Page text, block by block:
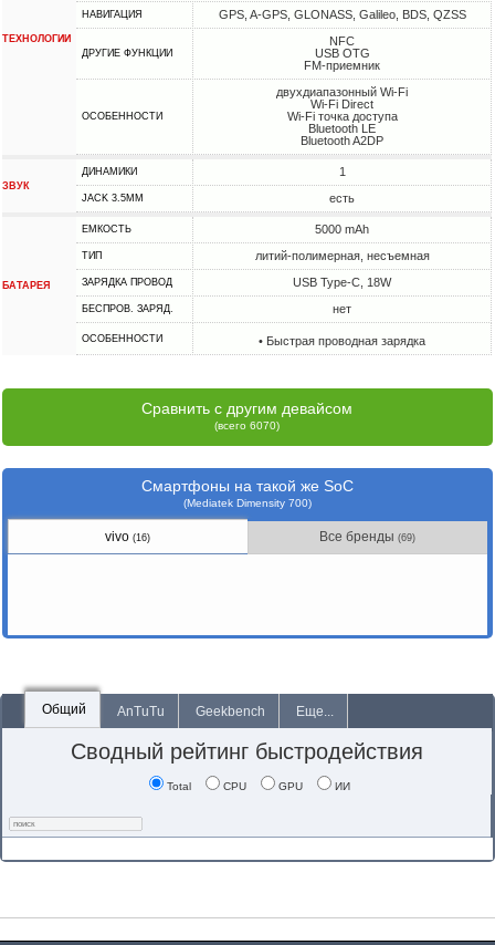
ТЕХНОЛОГИИ
НАВИГАЦИЯ GPS, A-GPS, GLONASS, Galileo, BDS, QZSS
ДРУГИЕ ФУНКЦИИ
NFC
USB OTG
FM-приемник
ОСОБЕННОСТИ
двухдиапазонный Wi-Fi
Wi-Fi Direct
Wi-Fi точка доступа
Bluetooth LE
Bluetooth A2DP
ЗВУК
ДИНАМИКИ 1
JACK 3.5MM есть
БАТАРЕЯ
ЕМКОСТЬ 5000 mAh
ТИП литий-полимерная, несъемная
ЗАРЯДКА ПРОВОД USB Type-C, 18W
БЕСПРОВ. ЗАРЯД. нет
ОСОБЕННОСТИ • Быстрая проводная зарядка
Сравнить с другим девайсом
(всего 6070)
Смартфоны на такой же SoC
(Mediatek Dimensity 700)
vivo(16) Все бренды(69)
Общий AnTuTu Geekbench Еще...
Сводный рейтинг быстродействия
Total CPU GPU ИИ